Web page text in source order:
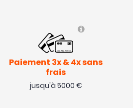
Paiement 3x & 4x sans
frais
jusqu'à 5000 €